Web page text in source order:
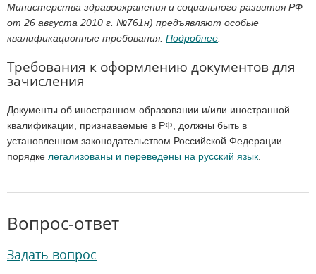
Министерства здравоохранения и социального развития РФ
от 26 августа 2010 г. №761н) предъявляют особые
квалификационные требования. Подробнее
Требования к оформлению документов для
зачисления
Документы об иностранном образовании и/или иностранной
квалификации, признаваемые в РФ, должны быть в
установленном законодательством Российской Федерации
порядке легализованы и переведены на русский язык
Вопрос-ответ
Задать вопрос